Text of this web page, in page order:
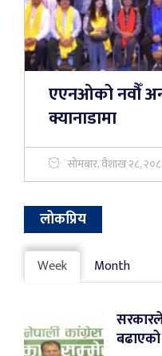
एएनओको नवौँ
क्यानाडामा
सोमबार, वैशाख २८,
लोकप्रिय
Week Month